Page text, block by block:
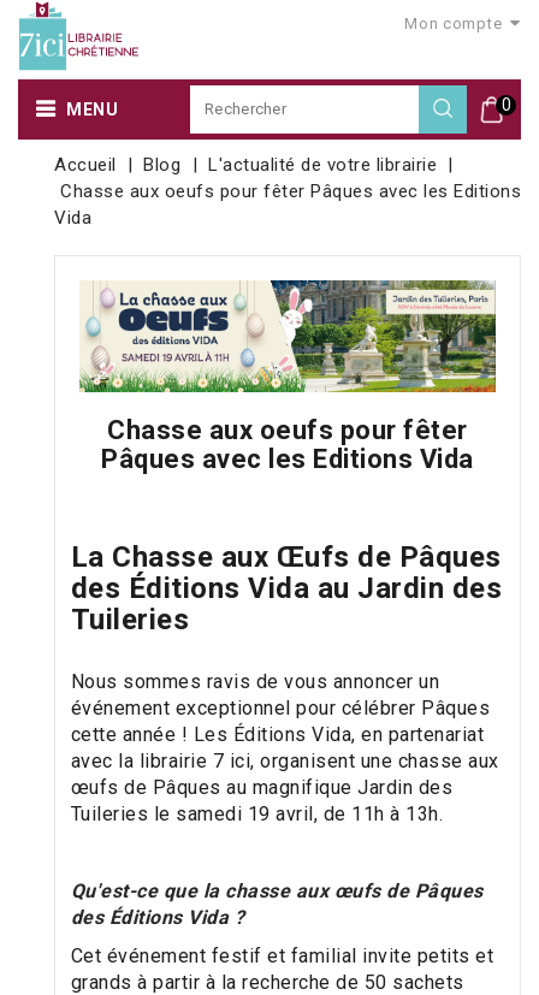
Mon compte
0
MENU
Accueil Blog
L'actualité de votre librairie
Chasse aux oeufs pour fêter Pâques avec les Editions
Vida
Chasse aux oeufs pour fêter
Pâques avec les Editions Vida
La Chasse aux Œufs de Pâques
des Éditions Vida au Jardin des
Tuileries
Nous sommes ravis de vous annoncer un
événement exceptionnel pour célébrer Pâques
cette année ! Les Éditions Vida, en partenariat
avec la librairie 7 ici, organisent une chasse aux
œufs de Pâques au magnifique Jardin des
Tuileries le samedi 19 avril, de 11h à 13h.
Qu'est-ce que la chasse aux œufs de Pâques
des Éditions Vida ?
Cet événement festif et familial invite petits et
grands à partir à la recherche de 50 sachets